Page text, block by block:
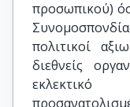
προσωπικού)
πολιτικοί
διεθνείς
εκλεκτικό